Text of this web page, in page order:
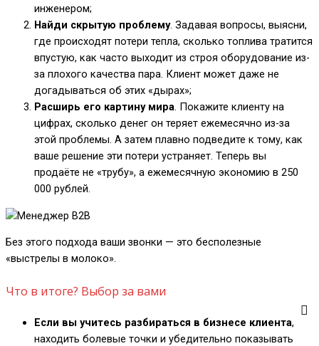
инженером;
Найди скрытую проблему. Задавая вопросы, выясни,
где происходят потери тепла, сколько топлива тратится
впустую, как часто выходит из строя оборудование из-
за плохого качества пара. Клиент может даже не
догадываться об этих «дырах»;
Расширь его картину мира. Покажите клиенту на
цифрах, сколько денег он теряет ежемесячно из-за
этой проблемы. А затем плавно подведите к тому, как
ваше решение эти потери устраняет. Теперь вы
продаёте не «трубу», а ежемесячную экономию в 250
000 рублей.
Без этого подхода ваши звонки — это бесполезные
«выстрелы в молоко».
Что в итоге? Выбор за вами
Если вы учитесь разбираться в бизнесе клиента,
находить болевые точки и убедительно показывать